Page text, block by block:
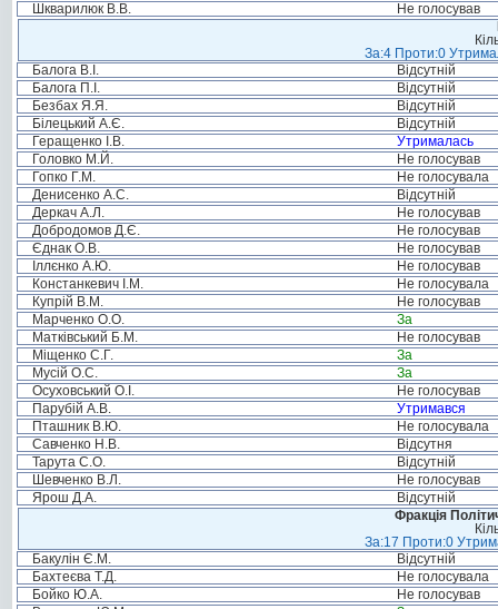
Шкварилюк В.В.
Не голосував
За:4 Проти:0
Балога В.І.
Відсутній
Балога П.І.
Відсутній
Безбах Я.Я.
Відсутній
Білецький А.Є.
Відсутній
Геращенко І.В.
Утрималась
Головко М.Й.
Не голосував
Гопко Г.М.
Не голосувала
Денисенко А.С.
Відсутній
Деркач А.Л.
Не голосував
Добродомов Д.Є.
Не голосував
Єднак О.В.
Не голосував
Іллєнко А.Ю.
Не голосував
Констанкевич І.М.
Не голосувала
Купрій В.М.
Не голосував
Марченко О.О.
За
Матківський Б.М.
Не голосував
Міщенко С.Г.
За
Мусій О.С.
За
Осуховський О.І.
Не голосував
Парубій А.В.
Утримався
Пташник В.Ю.
Не голосувала
Савченко Н.В.
Відсутня
Тарута С.О.
Відсутній
Шевченко В.Л.
Не голосував
Ярош Д.А.
Відсутній
Фракція
За:17 Проти:0
Бакулін Є.М.
Відсутній
Бахтеєва Т.Д.
Не голосувала
Бойко Ю.А.
Не голосував